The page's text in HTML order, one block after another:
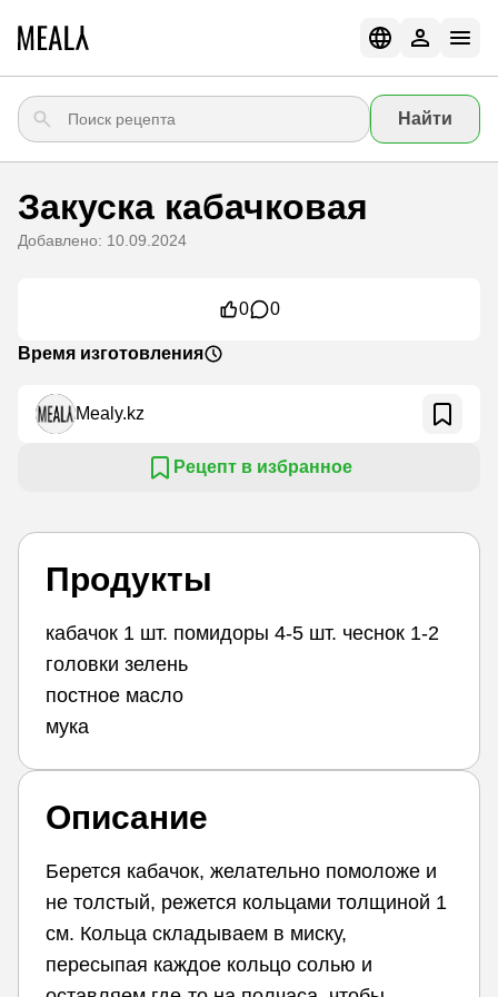
Найти
Закуска кабачковая
Добавлено: 10.09.2024
0 0
Время изготовления
Mealy.kz
Рецепт в избранное
Продукты
кабачок 1 шт. помидоры 4-5 шт. чеснок 1-2
головки зелень
постное масло
мука
Описание
Берется кабачок, желательно помоложе и
не толстый, режется кольцами толщиной 1
см. Кольца складываем в миску,
пересыпая каждое кольцо солью и